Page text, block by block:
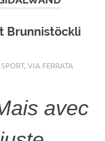
Brunnistöckli
SPORT,VIA FERRATA
avec